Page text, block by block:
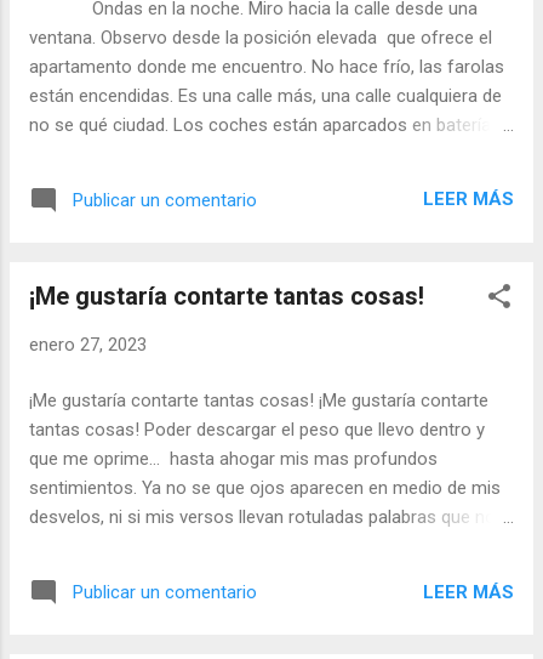
oscuros y bonitos que ha visto en su vida. Desde el primer
instante, sus miradas se clavan, queda prendidas l...
Ondas en la noche. Miro hacia la calle desde una
ventana. Observo desde la posición elevada que ofrece el
apartamento donde me encuentro. No hace frío, las farolas
están encendidas. Es una calle más, una calle cualquiera de
no se qué ciudad. Los coches están aparcados en batería lo
bien son dos las casas iluminadas en el espacio de toda una
mira en la dirección en la que me encuentro. Él no me ve,
tranquila, sin alterarse. Da la sensación de estar esperando
ningún momento ha intentado ocultar su presencia, como si
fuera una provocación para que yo moviera ficha. A pesar
de ...
Publicar un comentario LEER MÁS
¡Me gustaría contarte tantas cosas!
enero 27, 2023
¡Me gustaría contarte tantas cosas! ¡Me gustaría contarte
tantas cosas! Poder descargar el peso que llevo dentro y
que me oprime… hasta ahogar mis mas profundos
sentimientos. Ya no se que ojos aparecen en medio de mis
desvelos, ni si mis versos llevan rotuladas palabras que no
Promesas Imposibles de cumplir. ¡Me gustaría contarte
tantas cosas! Viejos sarmientos que brotan en un tiempo
Publicar un comentario LEER MÁS